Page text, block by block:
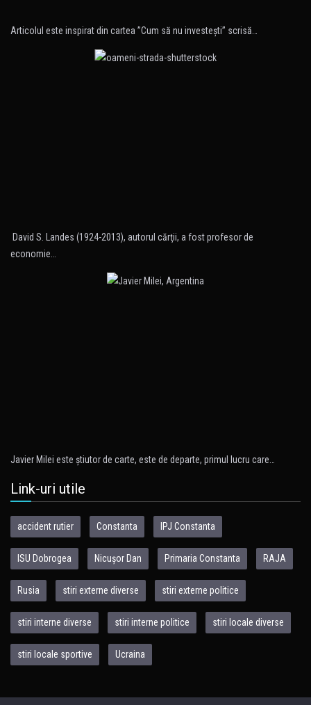
Articolul este inspirat din cartea ”Cum să nu investeşti” scrisă…
David S. Landes (1924-2013), autorul cărţii, a fost profesor de
economie…
Javier Milei este ştiutor de carte, este de departe, primul lucru care…
Link-uri utile
accident rutier Constanta IPJ Constanta
ISU Dobrogea Nicușor Dan Primaria Constanta RAJA
Rusia stiri externe diverse stiri externe politice
stiri interne diverse stiri interne politice stiri locale diverse
stiri locale sportive Ucraina